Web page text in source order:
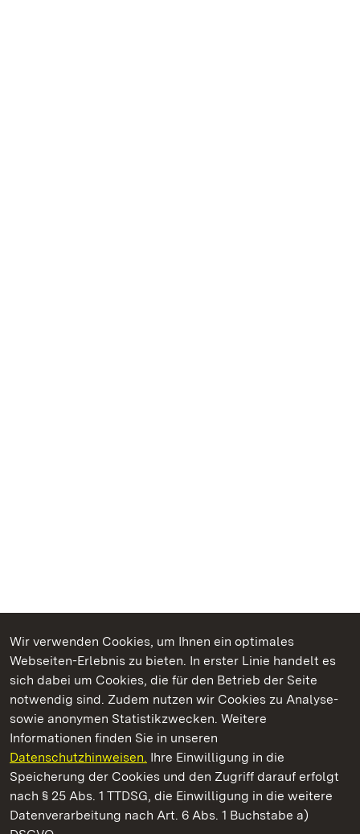
Wir verwenden Cookies, um Ihnen ein optimales
Webseiten-Erlebnis zu bieten. In erster Linie handelt es
sich dabei um Cookies, die für den Betrieb der Seite
notwendig sind. Zudem nutzen wir Cookies zu Analyse-
sowie anonymen Statistikzwecken. Weitere
Informationen finden Sie in unseren
Datenschutzhinweisen. Ihre Einwilligung in die
Speicherung der Cookies und den Zugriff darauf erfolgt
nach § 25 Abs. 1 TTDSG, die Einwilligung in die weitere
Datenverarbeitung nach Art. 6 Abs. 1 Buchstabe a)
Kommen. Staunen. Genießen.
Staatliche Schlösser und Gärten Baden‑Württemberg
Staatliche Schlösser und Gärten Baden-Württemberg